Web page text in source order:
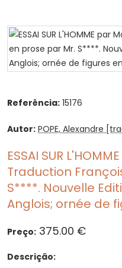
Referência: 15176
Autor: POPE, Alexandre
ESSAI SUR
Traduction
S****. Nouvelle
Anglois; ornée de
Preço: 375.00 €
Descrição: